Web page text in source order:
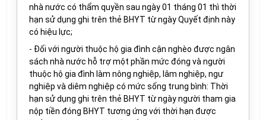
nhà nước có thẩm quyền sau ngày 01 tháng 01 thì thời
hạn sử dụng ghi trên thẻ BHYT từ ngày Quyết định này
có hiệu lực;
- Đối với người thuộc hộ gia đình cận nghèo được ngân
sách nhà nước hỗ trợ một phần mức đóng và người
thuộc hộ gia đình làm nông nghiệp, lâm nghiệp, ngư
nghiệp và diêm nghiệp có mức sống trung bình: Thời
hạn sử dụng ghi trên thẻ BHYT từ ngày người tham gia
nộp tiền đóng BHYT tương ứng với thời hạn được